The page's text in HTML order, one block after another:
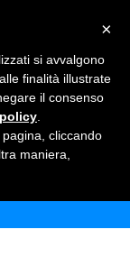
×
si avvalgono
finalità illustrate
il consenso
cliccando
maniera,